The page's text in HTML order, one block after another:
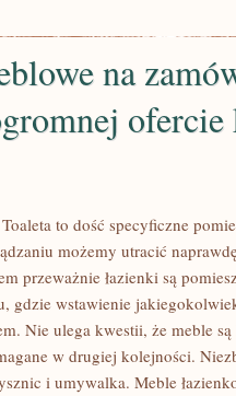
na
ofercie
to dość specyficzne
możemy utracić
przeważnie łazienki są
gdzie wstawienie
Nie ulega kwestii, że meble
w drugiej kolejności.
i umywalka. Meble